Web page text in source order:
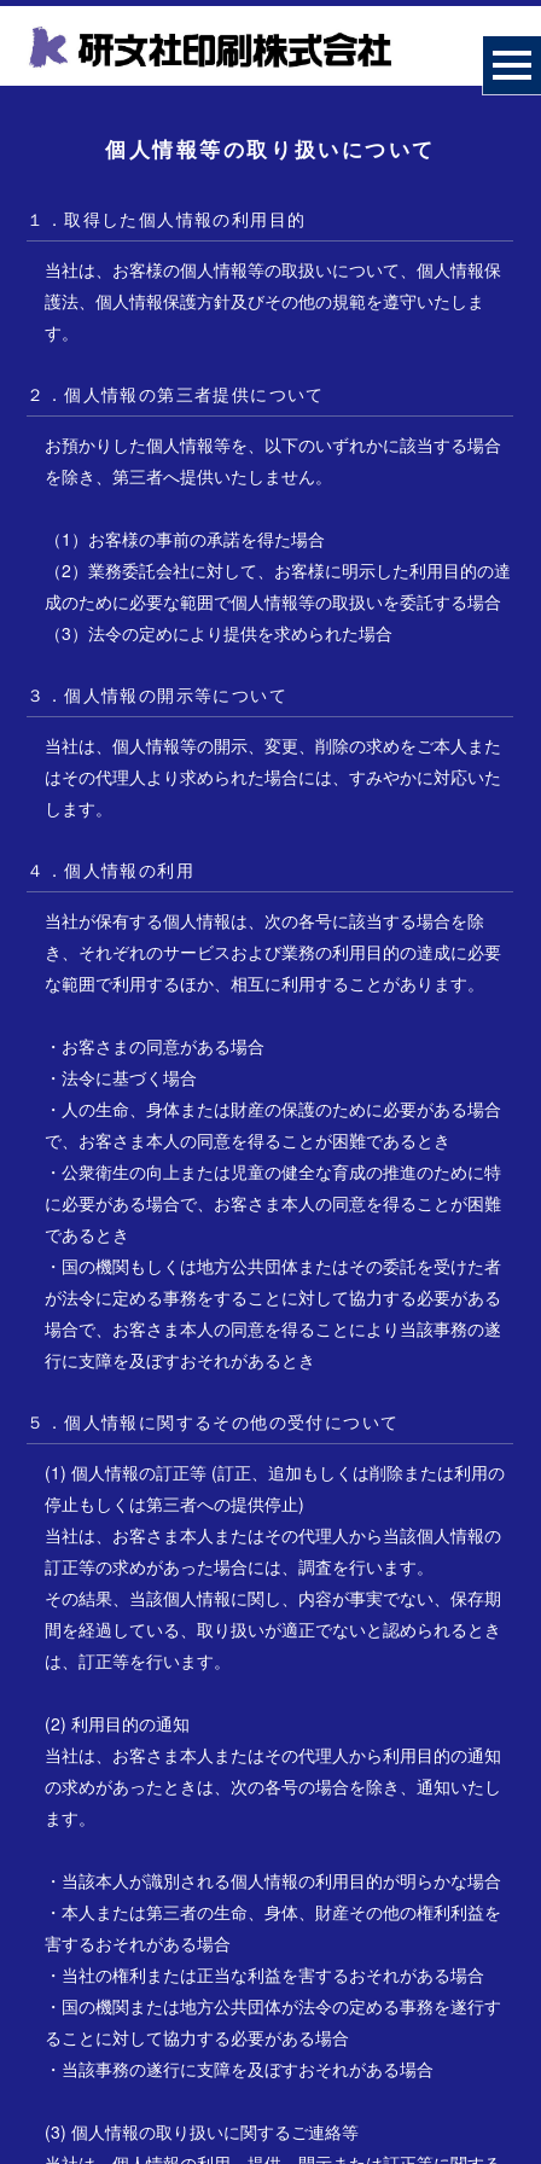
個人情報等の取り扱いについて
１．取得した個人情報の利用目的
当社は、お客様の個人情報等の取扱いについて、個人情報保
護法、個人情報保護方針及びその他の規範を遵守いたしま
す。
２．個人情報の第三者提供について
お預かりした個人情報等を、以下のいずれかに該当する場合
を除き、第三者へ提供いたしません。
（1）お客様の事前の承諾を得た場合
（2）業務委託会社に対して、お客様に明示した利用目的の達
成のために必要な範囲で個人情報等の取扱いを委託する場合
（3）法令の定めにより提供を求められた場合
３．個人情報の開示等について
当社は、個人情報等の開示、変更、削除の求めをご本人また
はその代理人より求められた場合には、すみやかに対応いた
します。
４．個人情報の利用
当社が保有する個人情報は、次の各号に該当する場合を除
き、それぞれのサービスおよび業務の利用目的の達成に必要
な範囲で利用するほか、相互に利用することがあります。
・お客さまの同意がある場合
・法令に基づく場合
・人の生命、身体または財産の保護のために必要がある場合
で、お客さま本人の同意を得ることが困難であるとき
・公衆衛生の向上または児童の健全な育成の推進のために特
に必要がある場合で、お客さま本人の同意を得ることが困難
であるとき
・国の機関もしくは地方公共団体またはその委託を受けた者
が法令に定める事務をすることに対して協力する必要がある
場合で、お客さま本人の同意を得ることにより当該事務の遂
行に支障を及ぼすおそれがあるとき
５．個人情報に関するその他の受付について
(1) 個人情報の訂正等 (訂正、追加もしくは削除または利用の
停止もしくは第三者への提供停止)
当社は、お客さま本人またはその代理人から当該個人情報の
訂正等の求めがあった場合には、調査を行います。
その結果、当該個人情報に関し、内容が事実でない、保存期
間を経過している、取り扱いが適正でないと認められるとき
は、訂正等を行います。
(2) 利用目的の通知
当社は、お客さま本人またはその代理人から利用目的の通知
の求めがあったときは、次の各号の場合を除き、通知いたし
ます。
・当該本人が識別される個人情報の利用目的が明らかな場合
・本人または第三者の生命、身体、財産その他の権利利益を
害するおそれがある場合
・当社の権利または正当な利益を害するおそれがある場合
・国の機関または地方公共団体が法令の定める事務を遂行す
ることに対して協力する必要がある場合
・当該事務の遂行に支障を及ぼすおそれがある場合
(3) 個人情報の取り扱いに関するご連絡等